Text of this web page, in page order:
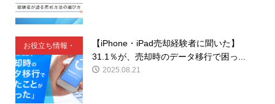
お役立ち情報・
豆知識
【iPhone・iPad売却経験者に聞いた】
31.1％が、売却時のデータ移行で困っ...
2025.08.21